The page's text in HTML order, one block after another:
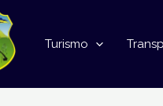
Turismo